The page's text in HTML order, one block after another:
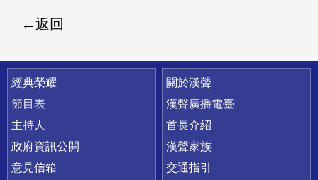
返回
快速連結
經典榮耀
節目表
主持人
政府資訊公開
意見信箱
關於漢聲
漢聲廣播電臺
首長介紹
漢聲家族
交通指引